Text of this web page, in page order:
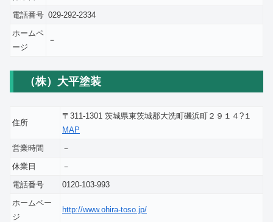
電話番号 029-292-2334
ホームペ
ージ
－
（株）大平塗装
住所
〒311-1301 茨城県東茨城郡大洗町磯浜町２９１４?１
MAP
営業時間
－
休業日
－
電話番号
0120-103-993
ホームペー
ジ
http://www.ohira-toso.jp/